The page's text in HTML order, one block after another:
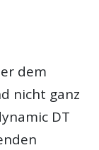
dem
nicht ganz
DT